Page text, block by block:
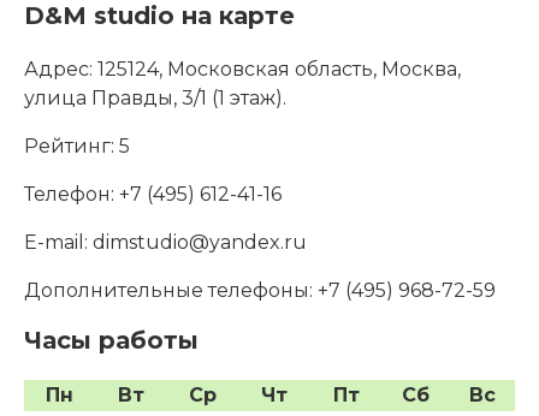
D&M studio на карте
Адрес: 125124, Московская область, Москва,
улица Правды, 3/1 (1 этаж).
Рейтинг: 5
Телефон: +7 (495) 612-41-16
E-mail: dimstudio@yandex.ru
Дополнительные телефоны: +7 (495) 968-72-59
Часы работы
Пн Вт Ср Чт Пт Сб
Вс